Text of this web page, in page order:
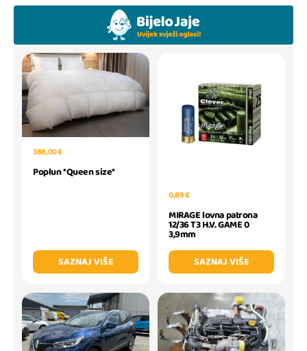
388,00 €
Poplun *Queen size*
SAZNAJ VIŠE
0,89 €
MIRAGE lovna patrona
12/36 T3 H.V. GAME 0
3,9mm
SAZNAJ VIŠE